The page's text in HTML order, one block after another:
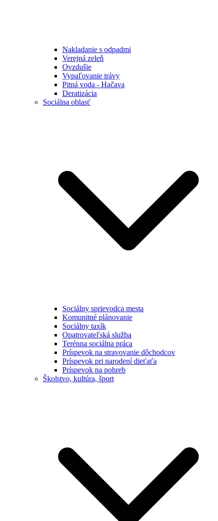
Nakladanie s odpadmi
Verejná zeleň
Ovzdušie
Vypaľovanie trávy
Pitná voda - Hačava
Deratizácia
Sociálna oblasť
Sociálny sprievodca mesta
Komunitné plánovanie
Sociálny taxík
Opatrovateľská služba
Terénna sociálna práca
Príspevok na stravovanie dôchodcov
Príspevok pri narodení dieťaťa
Príspevok na pohreb
Školstvo, kultúra, šport